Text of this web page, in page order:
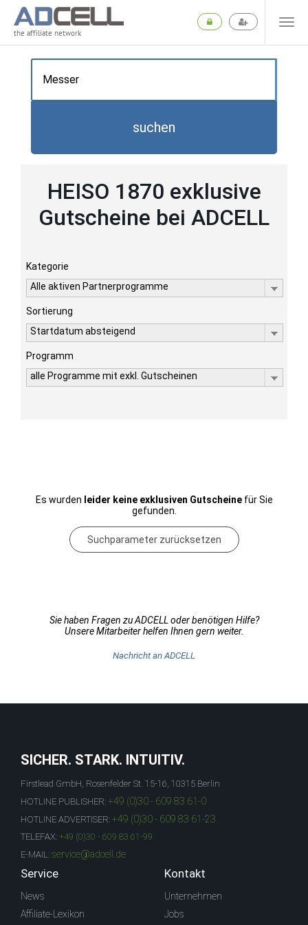
the affiliate network
suchen
HEISO 1870 exklusive
Gutscheine bei ADCELL
Kategorie
Alle aktiven Partnerprogramme
Sortierung
Startdatum absteigend
Programm
alle Programme mit exkl. Gutscheinen
Es wurden leider keine exklusiven Gutscheinefür Sie
gefunden.
Suchparameter zurücksetzen
Sie haben Fragen zu ADCELL oder benötigen Hilfe?
Unsere Mitarbeiter helfen Ihnen gern weiter.
Nachricht an ADCELL
SICHER. STARK. INTUITIV.
Firstlead GmbH, Rosenfelder St. 15-16, 10315 Berlin
HOTLINE PUBLISHER: +49 (0)30 - 609 83 61-0
HOTLINE ADVERTISER: +49 (0)30 - 609 83 61-23
TELEFAX: +49 (0)30 - 609 83 61-99
E-MAIL: service@adcell.de
Service
News
Affiliate-Lexikon
Kontakt
Unternehmen
Jobs